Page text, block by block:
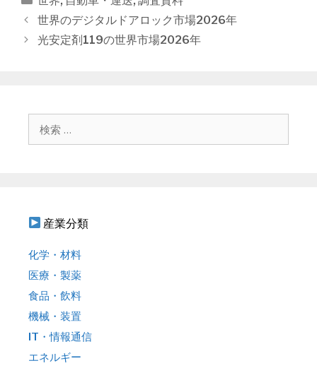
テ
ゴ
リ
投
稿
世界のデジタルドアロック市場2026年
光安定剤119の世界市場2026年
産業分類
化学・材料
医療・製薬
食品・飲料
機械・装置
IT・情報通信
エネルギー